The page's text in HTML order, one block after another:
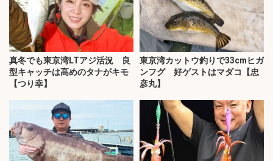
真冬でも東京湾LTアジ活況 良
型キャッチは高めのタナがキモ
【つり幸】
東京湾カットウ釣りで33cmヒガ
ンフグ 好ゲストはマダコ【忠
彦丸】